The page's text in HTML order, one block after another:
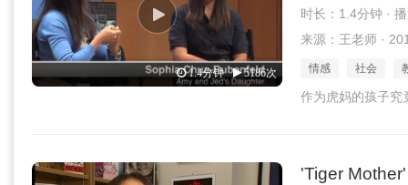
1.4分钟 5186次
时长：1.4分钟 ·
来源：王老师 ·
情感 社会
作为虎妈的孩子究
'Tiger